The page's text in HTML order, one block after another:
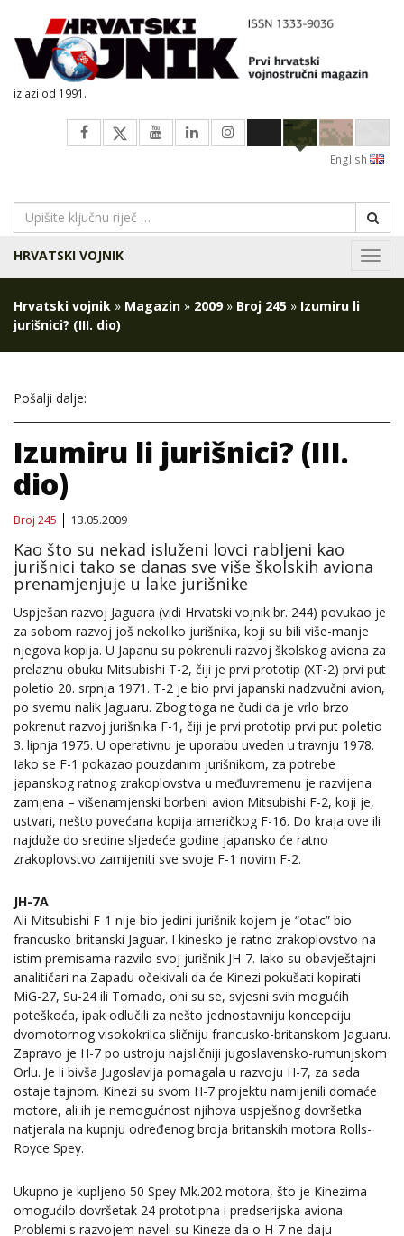
izlazi od 1991.
English
HRVATSKI VOJNIK
Hrvatski vojnik » Magazin » 2009» Broj 245 » Izumiru li
jurišnici? (III. dio)
Pošalji dalje:
Izumiru li jurišnici? (III.
dio)
Broj 245 13.05.2009
Kao što su nekad isluženi lovci rabljeni kao
jurišnici tako se danas sve više školskih aviona
prenamjenjuje u lake jurišnike
Uspješan razvoj Jaguara (vidi Hrvatski vojnik br. 244) povukao je
za sobom razvoj još nekoliko jurišnika, koji su bili više-manje
njegova kopija. U Japanu su pokrenuli razvoj školskog aviona za
prelaznu obuku Mitsubishi T-2, čiji je prvi prototip (XT-2) prvi put
poletio 20. srpnja 1971. T-2 je bio prvi japanski nadzvučni avion,
po svemu nalik Jaguaru. Zbog toga ne čudi da je vrlo brzo
pokrenut razvoj jurišnika F-1, čiji je prvi prototip prvi put poletio
3. lipnja 1975. U operativnu je uporabu uveden u travnju 1978.
Iako se F-1 pokazao pouzdanim jurišnikom, za potrebe
japanskog ratnog zrakoplovstva u međuvremenu je razvijena
zamjena – višenamjenski borbeni avion Mitsubishi F-2, koji je,
ustvari, nešto povećana kopija američkog F-16. Do kraja ove ili
najduže do sredine sljedeće godine japansko će ratno
zrakoplovstvo zamijeniti sve svoje F-1 novim F-2.
JH-7A
Ali Mitsubishi F-1 nije bio jedini jurišnik kojem je “otac” bio
francusko-britanski Jaguar. I kinesko je ratno zrakoplovstvo na
istim premisama razvilo svoj jurišnik JH-7. Iako su obavještajni
analitičari na Zapadu očekivali da će Kinezi pokušati kopirati
MiG-27, Su-24 ili Tornado, oni su se, svjesni svih mogućih
poteškoća, ipak odlučili za nešto jednostavniju koncepciju
dvomotornog visokokrilca sličniju francusko-britanskom Jaguaru.
Zapravo je H-7 po ustroju najsličniji jugoslavensko-rumunjskom
Orlu. Je li bivša Jugoslavija pomagala u razvoju H-7, za sada
ostaje tajnom. Kinezi su svom H-7 projektu namijenili domaće
motore, ali ih je nemogućnost njihova uspješnog dovršetka
natjerala na kupnju određenog broja britanskih motora Rolls-
Royce Spey.
Ukupno je kupljeno 50 Spey Mk.202 motora, što je Kinezima
omogućilo dovršetak 24 prototipna i predserijska aviona.
Problemi s razvojem naveli su Kineze da o H-7 ne daju